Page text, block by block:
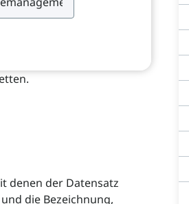
denen der Datensatz
die Bezeichnung,